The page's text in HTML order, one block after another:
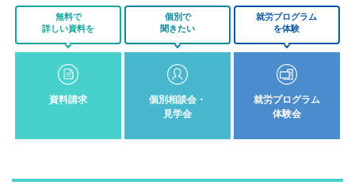
無料で
詳しい資料を
資料請求
個別で
聞きたい
個別相談会・
見学会
就労プログラム
を体験
就労プログラム
体験会